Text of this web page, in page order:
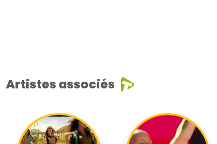
Artistes associés